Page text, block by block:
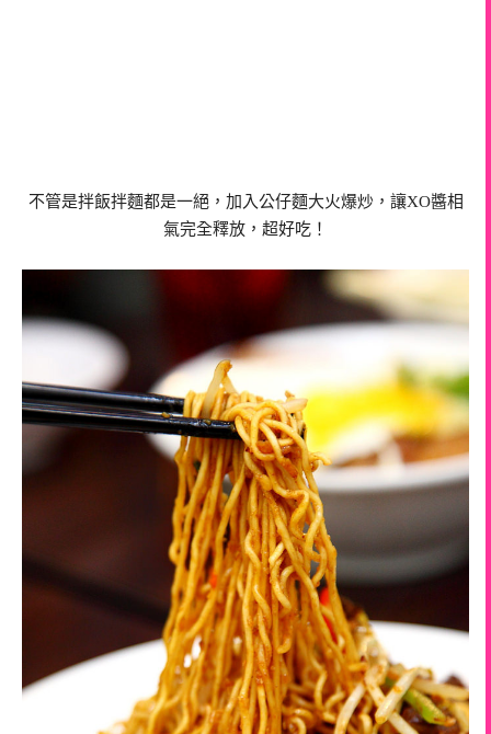
不管是拌飯拌麵都是一絕，加入公仔麵大火爆炒，讓XO醬相
氣完全釋放，超好吃！